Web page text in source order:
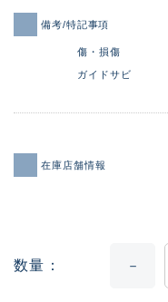
備考/特記事項
傷・損傷
ガイドサビ
在庫店舗情報
数量